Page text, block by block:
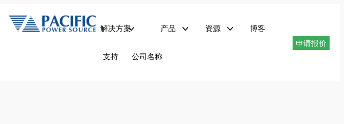
解决方案 产品 资源 博客
支持 公司名称
申请报价